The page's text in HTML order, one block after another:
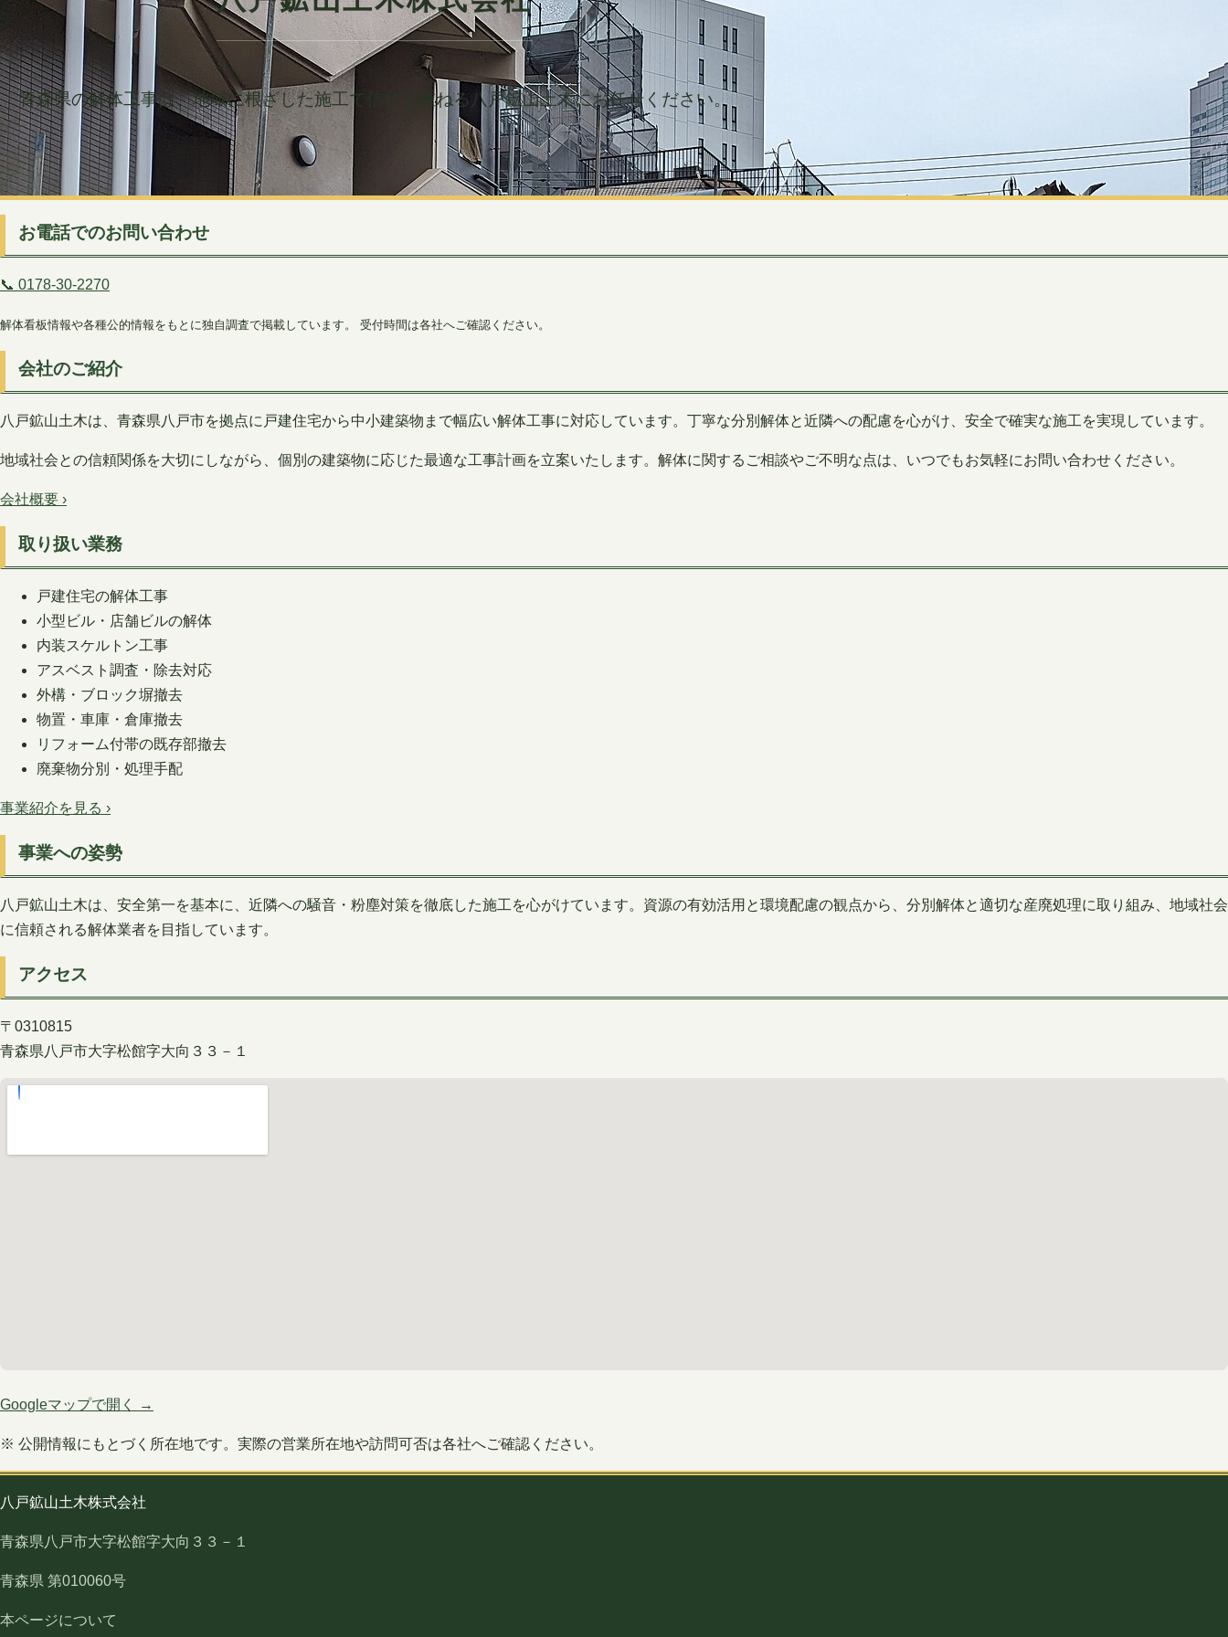
青森県の解体工事は、地域に根ざした施工で信頼を重ねる八戸鉱山土木にお任せください。
お電話でのお問い合わせ
📞 0178-30-2270
解体看板情報や各種公的情報をもとに独自調査で掲載しています。 受付時間は各社へご確認ください。
会社のご紹介
八戸鉱山土木は、青森県八戸市を拠点に戸建住宅から中小建築物まで幅広い解体工事に対応しています。丁寧な分別解体と近隣への配慮を心がけ、安全で確実な施工を実現しています。
地域社会との信頼関係を大切にしながら、個別の建築物に応じた最適な工事計画を立案いたします。解体に関するご相談やご不明な点は、いつでもお気軽にお問い合わせください。
会社概要 ›
取り扱い業務
戸建住宅の解体工事
小型ビル・店舗ビルの解体
内装スケルトン工事
アスベスト調査・除去対応
外構・ブロック塀撤去
物置・車庫・倉庫撤去
リフォーム付帯の既存部撤去
廃棄物分別・処理手配
事業紹介を見る ›
事業への姿勢
八戸鉱山土木は、安全第一を基本に、近隣への騒音・粉塵対策を徹底した施工を心がけています。資源の有効活用と環境配慮の観点から、分別解体と適切な産廃処理に取り組み、地域社会
に信頼される解体業者を目指しています。
アクセス
〒0310815
青森県八戸市大字松館字大向３３－１
Googleマップで開く →
※ 公開情報にもとづく所在地です。実際の営業所在地や訪問可否は各社へご確認ください。
八戸鉱山土木株式会社
青森県八戸市大字松館字大向３３－１
青森県 第010060号
本ページについて